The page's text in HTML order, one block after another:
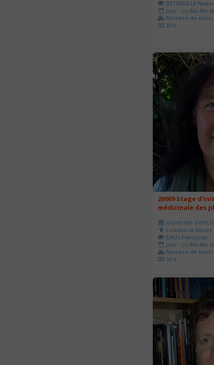
DETERVILLE
Jour : Lu-Ma-Me-
Nombre de
30 €
20609 Stage
médicinale des
Université d'été
Louvain-la-Neuve
BAUS Françoise
Jour : Lu-Ma-Me-
Nombre de
90 €